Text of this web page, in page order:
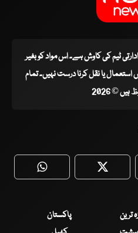
ادارتی ٹیم کی کاوش ہے۔ اس مواد کو بغیر
یا نقل کرنا درست نہیں۔ تمام
© 2026
WhatsApp Twitter
ترین
پاکستان